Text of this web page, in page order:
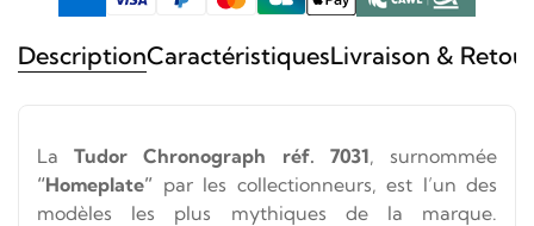
DescriptionCaractéristiquesLivraison &
LaTudor Chronograph réf. 7031, surnommée
“Homeplate” par les collectionneurs, est l’un des
modèles les plus mythiques de la marque.